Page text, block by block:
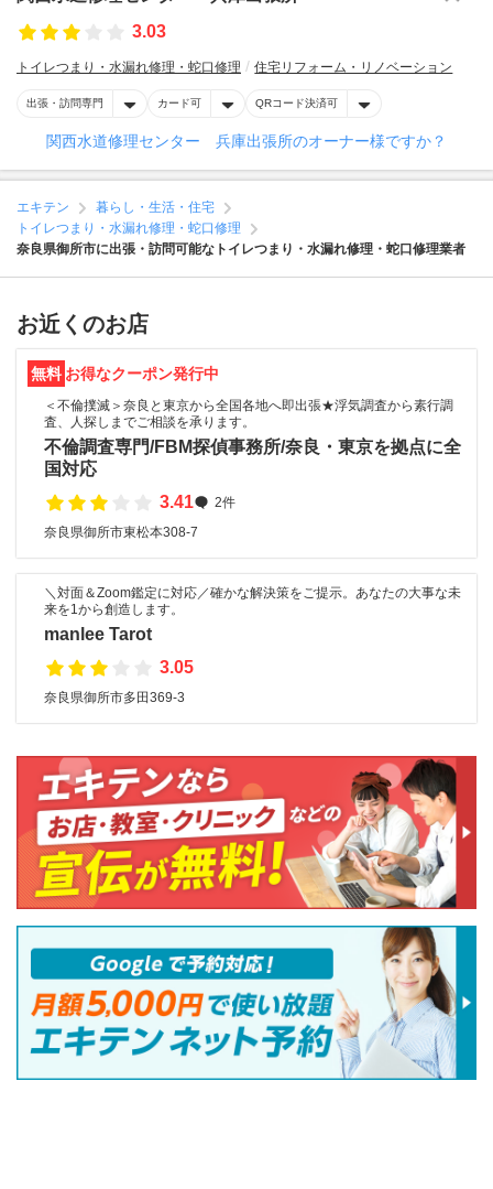
3.03
トイレつまり・水漏れ修理・蛇口修理 住宅リフォーム・リノベーション
出張・訪問専門 カード可 QRコード決済可
関西水道修理センター 兵庫出張所のオーナー様ですか？
エキテン
暮らし・生活・住宅
トイレつまり・水漏れ修理・蛇口修理
奈良県御所市に出張・訪問可能なトイレつまり・水漏れ修理・蛇口修理業者
お近くのお店
無料 お得なクーポン発行中
＜不倫撲滅＞奈良と東京から全国各地へ即出張★浮気調査から素行調
査、人探しまでご相談を承ります。
不倫調査専門/FBM探偵事務所/奈良・東京を拠点に全
国対応
3.41
2件
奈良県御所市東松本308-7
＼対面＆Zoom鑑定に対応／確かな解決策をご提示。あなたの大事な未
来を1から創造します。
manlee Tarot
3.05
奈良県御所市多田369-3